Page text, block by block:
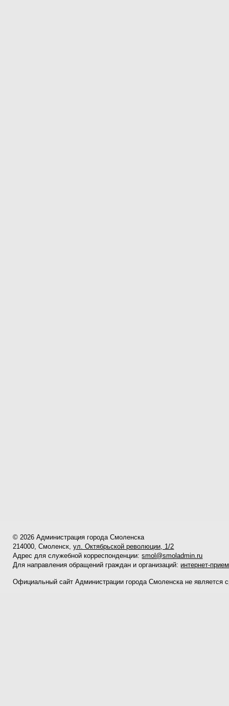
© 2026 Администрация города Смоленска
214000, Смоленск,ул. Октябрьской революции, 1/2
Адрес для служебной корреспонденции:smol@smoladmin.ru
Для направления обращений граждан и организаций: интернет-
Официальный сайт Администрации города Смоленска не является